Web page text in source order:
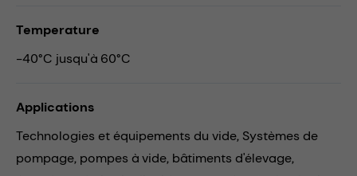
Temperature
-40°C jusqu'à 60°C
Applications
Technologies et équipements du vide, Systèmes de
pompage, pompes à vide, bâtiments d'élevage,